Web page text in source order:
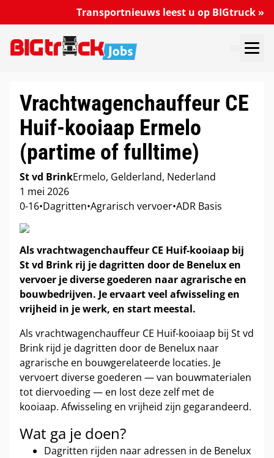
Transportnieuws leest u op BIGtruck »
Vrachtwagenchauffeur CE
Huif-kooiaap Ermelo
(partime of fulltime)
St vd BrinkErmelo, Gelderland, Nederland
1 mei 2026
0-16•Dagritten•Agrarisch vervoer•ADR Basis
Als vrachtwagenchauffeur CE Huif-kooiaap bij
St vd Brink rij je dagritten door de Benelux en
vervoer je diverse goederen naar agrarische en
bouwbedrijven. Je ervaart veel afwisseling en
vrijheid in je werk, en start meestal.
Als vrachtwagenchauffeur CE Huif-kooiaap bij St vd
Brink rijd je dagritten door de Benelux naar
agrarische en bouwgerelateerde locaties. Je
vervoert diverse goederen — van bouwmaterialen
tot diervoeding — en lost deze zelf met de
kooiaap. Afwisseling en vrijheid zijn gegarandeerd.
Wat ga je doen?
Dagritten rijden naar adressen in de Benelux